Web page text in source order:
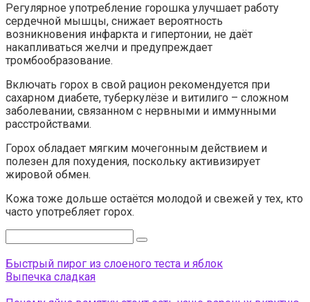
Регулярное употребление горошка улучшает работу
сердечной мышцы, снижает вероятность
возникновения инфаркта и гипертонии, не даёт
накапливаться желчи и предупреждает
тромбообразование.
Включать горох в свой рацион рекомендуется при
сахарном диабете, туберкулёзе и витилиго – сложном
заболевании, связанном с нервными и иммунными
расстройствами.
Горох обладает мягким мочегонным действием и
полезен для похудения, поскольку активизирует
жировой обмен.
Кожа тоже дольше остаётся молодой и свежей у тех, кто
часто употребляет горох.
Быстрый пирог из слоеного теста и яблок
Выпечка сладкая